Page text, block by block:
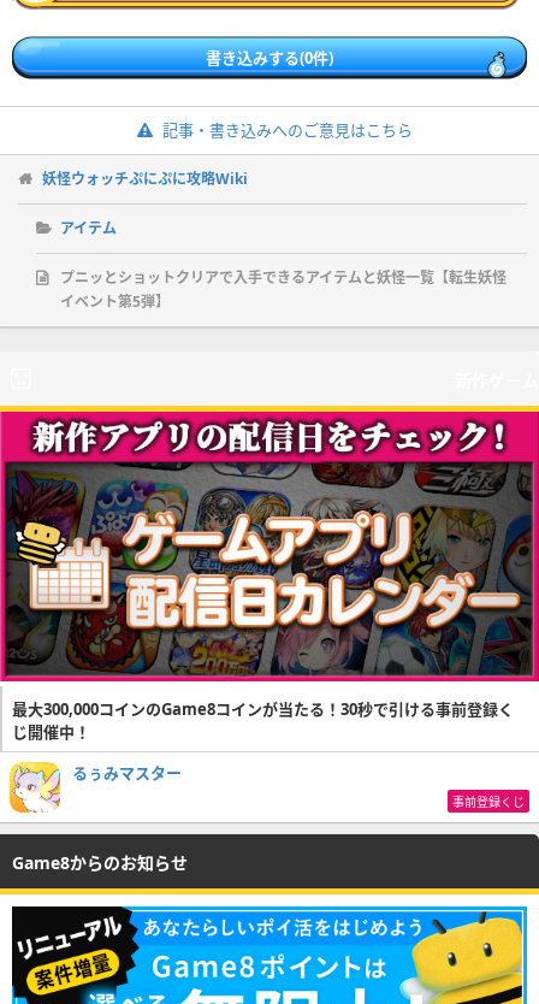
書き込みする(0件)
記事・書き込みへのご意見はこちら
妖怪ウォッチぷにぷに攻略Wiki
アイテム
プニッとショットクリアで入手できるアイテムと妖怪一覧【転生妖怪
イベント第5弾】
最大300,000コインのGame8コインが当たる！30秒で引ける事前登録く
じ開催中！
るぅみマスター
事前登録くじ
Game8からのお知らせ